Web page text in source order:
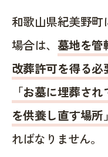
和歌山県紀美野町
場合は、 墓地を管
改葬許可を得る
「お墓に埋葬さ
を供養し直す場
ればなりません。